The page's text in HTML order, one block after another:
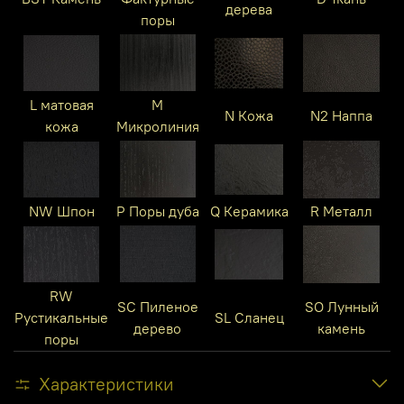
поры
дерева
L матовая
кожа
M
Микролиния
N Кожа N2 Наппа
NW Шпон P Поры дуба Q Керамика R Металл
RW
Рустикальные
поры
SC Пиленое
дерево
SL Сланец
SO Лунный
камень
Характеристики